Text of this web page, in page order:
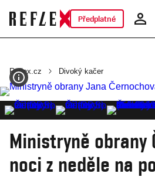
Předplatné
Reflex.cz Divoký kačer
Ministryně obrany
noci z neděle na